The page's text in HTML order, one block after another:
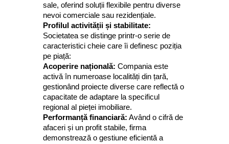
sale, oferind soluții flexibile pentru diverse
nevoi comerciale sau rezidențiale.
Profilul activității și stabilitate:
Societatea se distinge printr-o serie de
caracteristici cheie care îi definesc poziția
pe piață:
Acoperire națională: Compania este
activă în numeroase localități din țară,
gestionând proiecte diverse care reflectă o
capacitate de adaptare la specificul
regional al pieței imobiliare.
Performanță financiară: Având o cifră de
afaceri și un profit stabile, firma
demonstrează o gestiune eficientă a